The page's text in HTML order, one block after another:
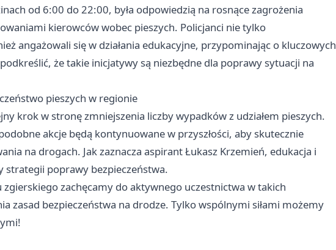
od 6:00 do 22:00, była odpowiedzią na rosnące zagrożenia
kierowców wobec pieszych. Policjanci nie tylko
angażowali się w działania edukacyjne, przypominając o kluczowych
że takie inicjatywy są niezbędne dla poprawy sytuacji na
pieszych w regionie
krok w stronę zmniejszenia liczby wypadków z udziałem pieszych.
akcje będą kontynuowane w przyszłości, aby skutecznie
na drogach. Jak zaznacza aspirant Łukasz Krzemień, edukacja i
poprawy bezpieczeństwa.
zachęcamy do aktywnego uczestnictwa w takich
zasad bezpieczeństwa na drodze. Tylko wspólnymi siłami możemy